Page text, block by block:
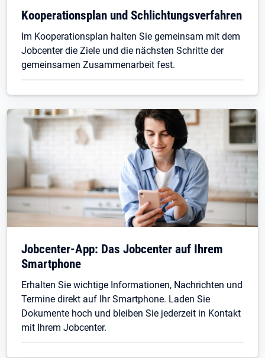
Kooperationsplan und Schlichtungsverfahren
Im Kooperationsplan halten Sie gemeinsam mit dem
Jobcenter die Ziele und die nächsten Schritte der
gemeinsamen Zusammenarbeit fest.
Jobcenter-App: Das Jobcenter auf Ihrem
Smartphone
Erhalten Sie wichtige Informationen, Nachrichten und
Termine direkt auf Ihr Smartphone. Laden Sie
Dokumente hoch und bleiben Sie jederzeit in Kontakt
mit Ihrem Jobcenter.